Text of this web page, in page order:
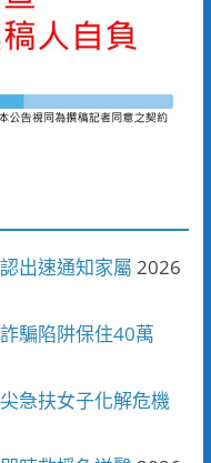
出速通知家屬 2026
騙陷阱保住40萬
急扶女子化解危機